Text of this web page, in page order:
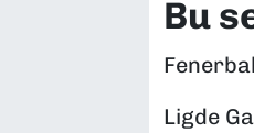
Bu
Ligde